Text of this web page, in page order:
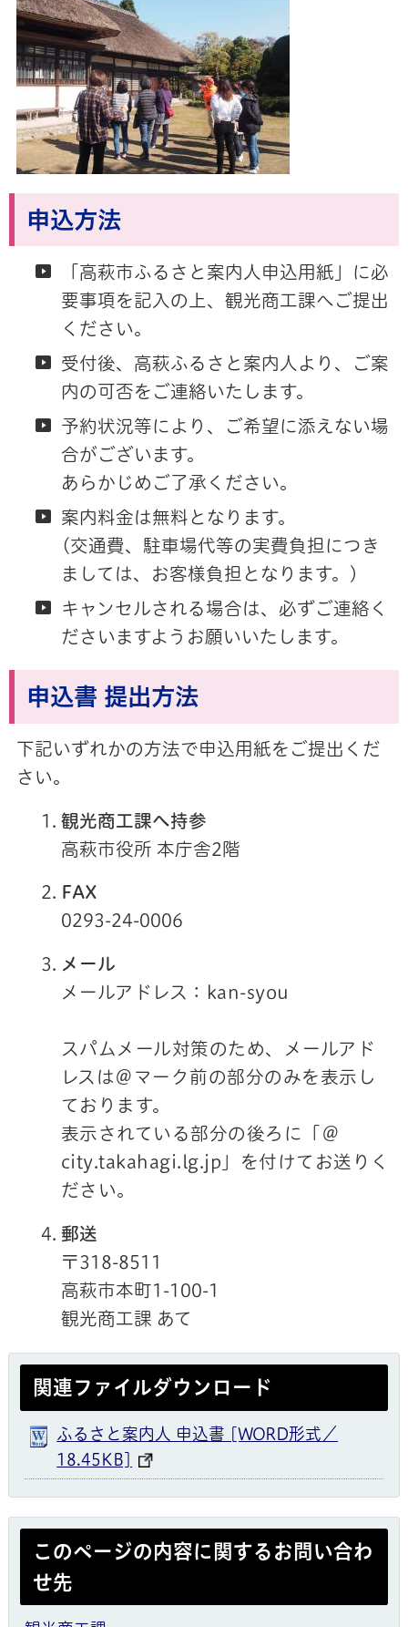
申込方法
「高萩市ふるさと案内人申込用紙」に必
要事項を記入の上、観光商工課へご提出
ください。
受付後、高萩ふるさと案内人より、ご案
内の可否をご連絡いたします。
予約状況等により、ご希望に添えない場
合がございます。
あらかじめご了承ください。
案内料金は無料となります。
(交通費、駐車場代等の実費負担につき
ましては、お客様負担となります。)
キャンセルされる場合は、必ずご連絡く
ださいますようお願いいたします。
申込書 提出方法
下記いずれかの方法で申込用紙をご提出くだ
さい。
観光商工課へ持参
高萩市役所 本庁舎2階
FAX
0293-24-0006
メール
メールアドレス：kan-syou
スパムメール対策のため、メールアド
レスは＠マーク前の部分のみを表示し
ております。
表示されている部分の後ろに「＠
city.takahagi.lg.jp」を付けてお送りく
ださい。
郵送
〒318-8511
高萩市本町1-100-1
観光商工課 あて
関連ファイルダウンロード
ふるさと案内人 申込書 [WORD形式／
18.45KB]
このページの内容に関するお問い合わ
せ先